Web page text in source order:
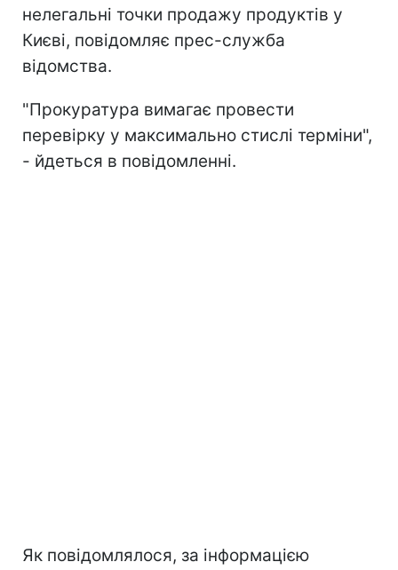
нелегальні точки продажу продуктів у
Києві, повідомляє прес-служба
відомства.
"Прокуратура вимагає провести
перевірку у максимально стислі терміни",
- йдеться в повідомленні.
Як повідомлялося, за інформацією